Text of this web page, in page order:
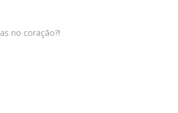
no coração?!